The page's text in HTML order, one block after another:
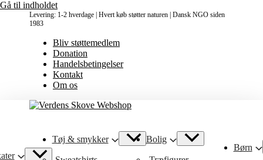
Gå til indholdet
Levering: 1-2 hverdage | Hvert køb støtter naturen | Dansk NGO siden
1983
Bliv støttemedlem
Donation
Handelsbetingelser
Kontakt
Om os
Tøj & smykker Bolig
Børn